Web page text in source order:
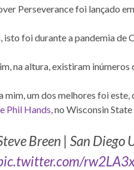
Perseverance foi lançado
isto foi durante a pandemia de
na altura, existiram
mim, um dos melhores foi
Phil Hands, no Wisconsin
Breen | San Diego